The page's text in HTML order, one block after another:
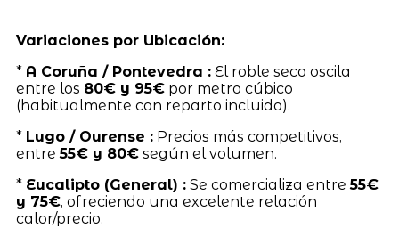
Variaciones por Ubicación:
* A Coruña / Pontevedra :El roble seco oscila
entre los 80€ y 95€por metro cúbico
(habitualmente con reparto incluido).
* Lugo / Ourense :Precios más competitivos,
entre55€ y 80€según el volumen.
* Eucalipto (General) :Se comercializa entre55€
y 75€, ofreciendo una excelente relación
calor/precio.